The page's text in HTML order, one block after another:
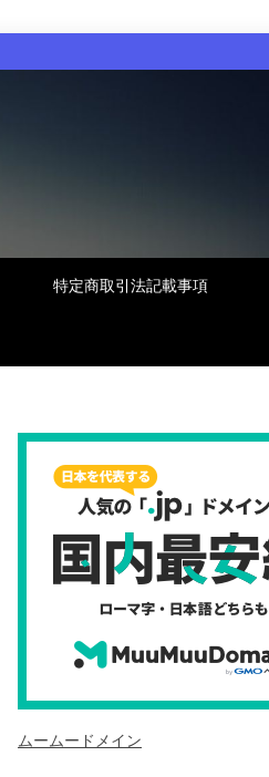
特定商取引法記載事項
ムームードメイン